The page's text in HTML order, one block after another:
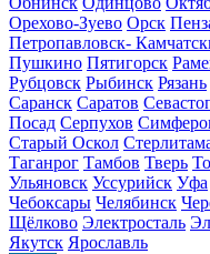
Орехово-Зуево Орск
Петропавловск-
Пушкино Пятигорск
Рубцовск Рыбинск Рязань
Саранск Саратов
Посад Серпухов
Старый Оскол
Таганрог Тамбов Тверь
Ульяновск Уссурийск Уфа
Чебоксары Челябинск
Щёлково Электросталь
Якутск Ярославль